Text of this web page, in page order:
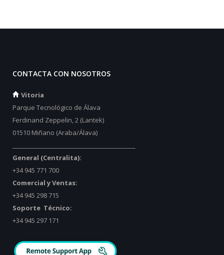
CONTACTA CON NOSOTROS
Vitoria
Parque Tecnológico de Álava
Ferdinand Zeppelin, 2 (Lantek)
01510 Miñano (Araba/Álava)
General (Centralita):
+34 945 771 700
Comercial y Ventas:
+34 945 298 715
Soporte Técnico:
+34 945 297 171